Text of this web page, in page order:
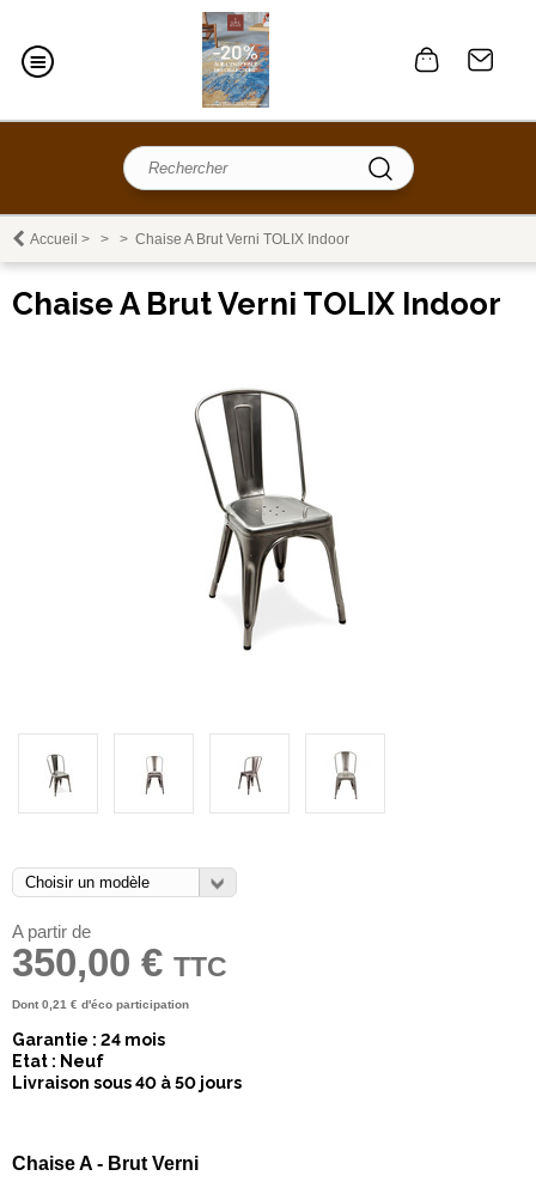
Accueil > > > Chaise A Brut Verni TOLIX Indoor
Chaise A Brut Verni TOLIX Indoor
A partir de
350,00 € TTC
Dont 0,21 € d'éco participation
Garantie : 24 mois
Etat : Neuf
Livraison sous 40 à 50 jours
Chaise A - Brut Verni